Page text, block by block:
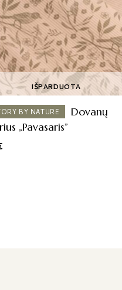
BY NATURE
Dovanų
„Pavasaris”
IŠPARDUOTA